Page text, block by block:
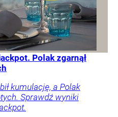
Polak zgarnął
kumulację, a Polak
Sprawdź wyniki